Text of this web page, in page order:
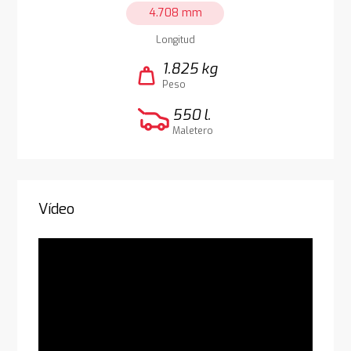
4.708 mm
Longitud
weight 1.825 kg
Peso
550 l.
Maletero
Vídeo